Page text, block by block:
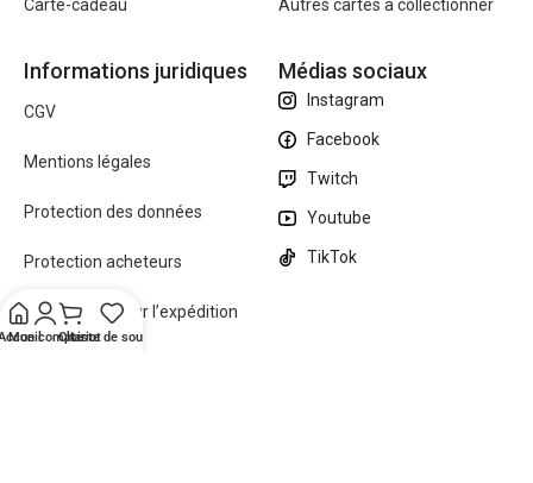
Carte-cadeau Autres cartes à collectionner
Informations juridiques
CGV
Mentions légales
Protection des données
Protection acheteurs
Informations sur l’expédition
Médias sociaux
Instagram
Facebook
Twitch
Youtube
TikTok
Mon compte
Chariot
Liste de souhaits